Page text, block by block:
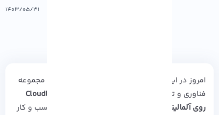
۱۴۰۳/۰۵/۳۱
امروز در این آموزش تصمیم داریم تا شما را با یک مجموعه
فناوری و تکنولوژی محبوب آشنا کنیم!
نصب Cloudlinux
روی آلمالینوکس
می تواند یکی از نیازهای مبرم کسب و کار